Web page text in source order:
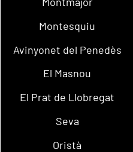
Montesquiu
Avinyonet del Penedès
El Masnou
El Prat de Llobregat
Seva
Oristà